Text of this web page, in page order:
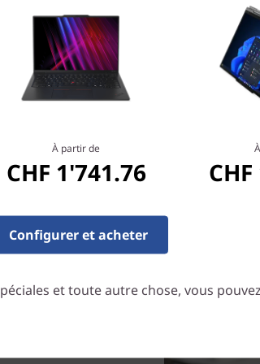
fonctionnalité
moins d’une seconde et
d’après. Avec la
connexions Internet
reliés à de nombreux
technologie WWAN en
avec une connexion
tout
*La connectivité
À partir de
CHF 1'741.76
Configurer et acheter
et toute autre chose, vous